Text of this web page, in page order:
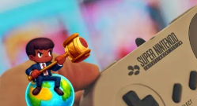
Ir
para
o
conteúdo